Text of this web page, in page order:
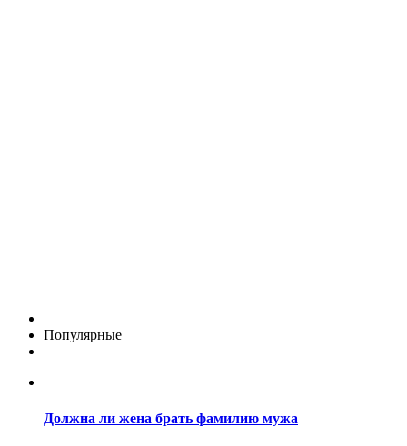
Популярные
Должна ли жена брать фамилию мужа